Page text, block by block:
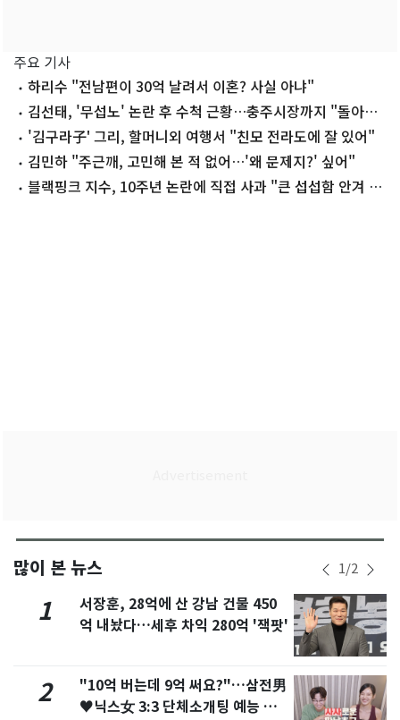
주요 기사
하리수 "전남편이 30억 날려서 이혼? 사실 아냐"
김선태, '무섭노' 논란 후 수척 근황…충주시장까지 "돌아올
생각 없냐?"
'김구라子' 그리, 할머니외 여행서 "친모 전라도에 잘 있어"
김민하 "주근깨, 고민해 본 적 없어…'왜 문제지?' 싶어"
블랙핑크 지수, 10주년 논란에 직접 사과 "큰 섭섭함 안겨 미
많이 본 뉴스 1/2
1
서장훈, 28억에 산 강남 건물 450
억 내놨다…세후 차익 280억 '잭팟'
2
"10억 버는데 9억 써요?"…삼전男
♥닉스女 3:3 단체소개팅 예능 화